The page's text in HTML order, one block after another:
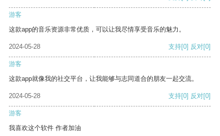
游客
这款app的音乐资源非常优质，可以让我尽情享受音乐的魅力。
2024-05-28 支持[0] 反对[0]
游客
这款app就像我的社交平台，让我能够与志同道合的朋友一起交流。
2024-05-28 支持[0] 反对[0]
游客
我喜欢这个软件 作者加油